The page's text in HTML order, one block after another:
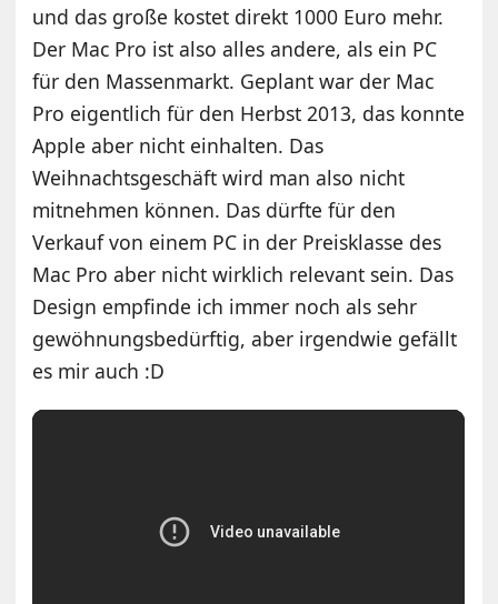
und das große kostet direkt 1000 Euro mehr.
Der Mac Pro ist also alles andere, als ein PC
für den Massenmarkt. Geplant war der Mac
Pro eigentlich für den Herbst 2013, das konnte
Apple aber nicht einhalten. Das
Weihnachtsgeschäft wird man also nicht
mitnehmen können. Das dürfte für den
Verkauf von einem PC in der Preisklasse des
Mac Pro aber nicht wirklich relevant sein. Das
Design empfinde ich immer noch als sehr
gewöhnungsbedürftig, aber irgendwie gefällt
es mir auch :D